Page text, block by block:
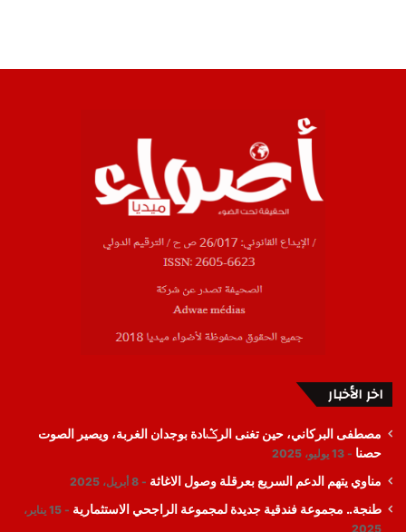
اخر الأخبار
مصطفى البركاني، حين تغنى الرݣادة بوجدان الغربة، ويصير الصوت
حصنا
13 يوليو، 2025
مناوي يتهم الدعم السريع بعرقلة وصول الاغاثة 8 أبريل، 2025
طنجة.. مجموعة فندقية جديدة لمجموعة الراجحي الاستثمارية
15 يناير،
2025